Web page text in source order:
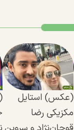
(عکس) استایل
مکزیکی رضا